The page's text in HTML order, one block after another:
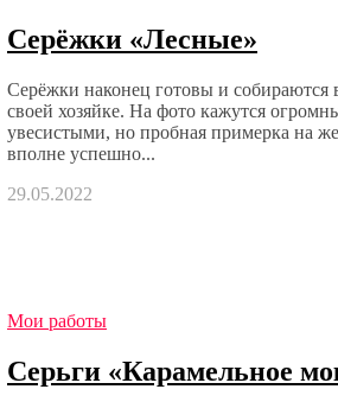
Серёжки «Лесные»
Серёжки наконец готовы и собираются
своей хозяйке. На фото кажутся
увесистыми, но пробная примерка на
вполне успешно...
29.05.2022
Мои работы
Серьги «Карамельное